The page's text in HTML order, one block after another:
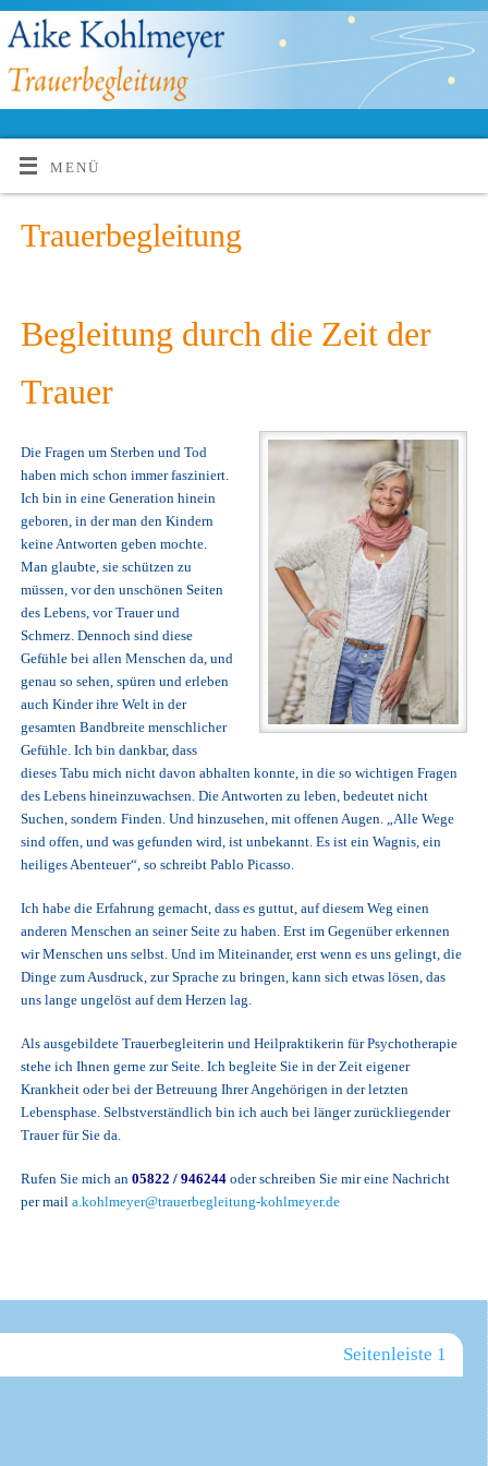
MENÜ
Trauerbegleitung
Begleitung durch die Zeit der
Trauer
Die Fragen um Sterben und Tod
haben mich schon immer fasziniert.
Ich bin in eine Generation hinein
geboren, in der man den Kindern
keine Antworten geben mochte.
Man glaubte, sie schützen zu
müssen, vor den unschönen Seiten
des Lebens, vor Trauer und
Schmerz. Dennoch sind diese
Gefühle bei allen Menschen da, und
genau so sehen, spüren und erleben
auch Kinder ihre Welt in der
gesamten Bandbreite menschlicher
Gefühle. Ich bin dankbar, dass
dieses Tabu mich nicht davon abhalten konnte, in die so wichtigen Fragen
des Lebens hineinzuwachsen. Die Antworten zu leben, bedeutet nicht
Suchen, sondern Finden. Und hinzusehen, mit offenen Augen. „Alle Wege
sind offen, und was gefunden wird, ist unbekannt. Es ist ein Wagnis, ein
heiliges Abenteuer“, so schreibt Pablo Picasso.
Ich habe die Erfahrung gemacht, dass es guttut, auf diesem Weg einen
anderen Menschen an seiner Seite zu haben. Erst im Gegenüber erkennen
wir Menschen uns selbst. Und im Miteinander, erst wenn es uns gelingt, die
Dinge zum Ausdruck, zur Sprache zu bringen, kann sich etwas lösen, das
uns lange ungelöst auf dem Herzen lag.
Als ausgebildete Trauerbegleiterin und Heilpraktikerin für Psychotherapie
stehe ich Ihnen gerne zur Seite. Ich begleite Sie in der Zeit eigener
Krankheit oder bei der Betreuung Ihrer Angehörigen in der letzten
Lebensphase. Selbstverständlich bin ich auch bei länger zurückliegender
Trauer für Sie da.
Rufen Sie mich an 05822 / 946244oder schreiben Sie mir eine Nachricht
per mail a.kohlmeyer@trauerbegleitung-kohlmeyer.de
Seitenleiste 1